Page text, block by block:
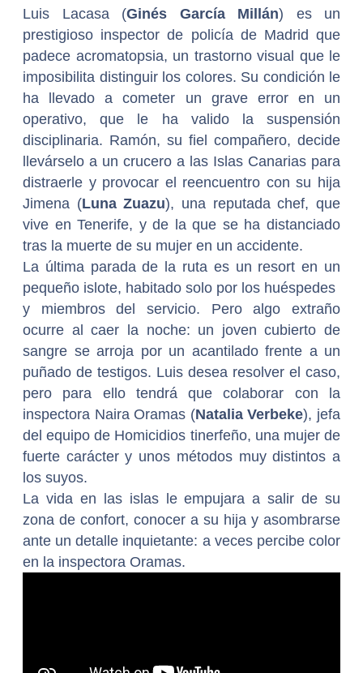
Luis Lacasa (Ginés García Millán) es un
prestigioso inspector de policía de Madrid que
padece acromatopsia, un trastorno visual que le
imposibilita distinguir los colores. Su condición le
ha llevado a cometer un grave error en un
operativo, que le ha valido la suspensión
disciplinaria. Ramón, su fiel compañero, decide
llevárselo a un crucero a las Islas Canarias para
distraerle y provocar el reencuentro con su hija
Jimena (Luna Zuazu), una reputada chef, que
vive en Tenerife, y de la que se ha distanciado
tras la muerte de su mujer en un accidente.
La última parada de la ruta es un resort en un
pequeño islote, habitado solo por los huéspedes
y miembros del servicio. Pero algo extraño
ocurre al caer la noche: un joven cubierto de
sangre se arroja por un acantilado frente a un
puñado de testigos. Luis desea resolver el caso,
pero para ello tendrá que colaborar con la
inspectora Naira Oramas (Natalia Verbeke), jefa
del equipo de Homicidios tinerfeño, una mujer de
fuerte carácter y unos métodos muy distintos a
los suyos.
La vida en las islas le empujara a salir de su
zona de confort, conocer a su hija y asombrarse
ante un detalle inquietante: a veces percibe color
en la inspectora Oramas.